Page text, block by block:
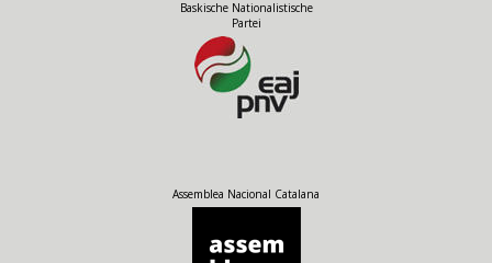
Baskische Nationalistische
Partei
Assemblea Nacional Catalana